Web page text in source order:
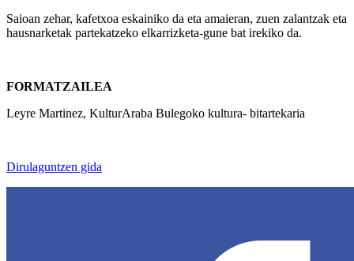
Saioan zehar, kafetxoa eskainiko da eta amaieran, zuen zalantzak eta
hausnarketak partekatzeko elkarrizketa-gune bat irekiko da.
FORMATZAILEA
Leyre Martinez, KulturAraba Bulegoko kultura- bitartekaria
Dirulaguntzen gida